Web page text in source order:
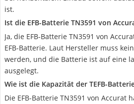
ist.
Ist die EFB-Batterie TN3591 von
Ja, die EFB-Batterie TN3591 von
EFB-Batterie. Laut Hersteller muss
werden, und die Batterie ist auf eine
ausgelegt.
Wie ist die Kapazität der TEFB-
Die EFB-Batterie TN3591 von Accurat